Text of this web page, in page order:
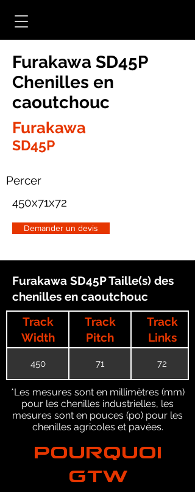
Furakawa SD45P
Chenilles en
caoutchouc
Furakawa
SD45P
Percer
450x71x72
Demander un devis
Furakawa SD45P Taille(s) des
chenilles en caoutchouc
Track
Width
Track
Pitch
Track
Links
450 71 72
*Les mesures sont en millimètres (mm)
pour les chenilles industrielles, les
mesures sont en pouces (po) pour les
chenilles agricoles et pavées.
POURQUOI
GTW